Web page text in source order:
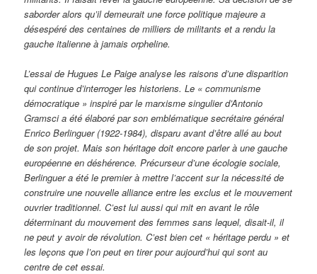
saborder alors qu’il demeurait une force politique majeure a
désespéré des centaines de milliers de militants et a rendu la
gauche italienne à jamais orpheline.
L’essai de Hugues Le Paige analyse les raisons d’une disparition
qui continue d’interroger les historiens. Le « communisme
démocratique » inspiré par le marxisme singulier d’Antonio
Gramsci a été élaboré par son emblématique secrétaire général
Enrico Berlinguer (1922-1984), disparu avant d’être allé au bout
de son projet. Mais son héritage doit encore parler à une gauche
européenne en déshérence. Précurseur d’une écologie sociale,
Berlinguer a été le premier à mettre l’accent sur la nécessité de
construire une nouvelle alliance entre les exclus et le mouvement
ouvrier traditionnel. C’est lui aussi qui mit en avant le rôle
déterminant du mouvement des femmes sans lequel, disait-il, il
ne peut y avoir de révolution. C’est bien cet « héritage perdu » et
les leçons que l’on peut en tirer pour aujourd’hui qui sont au
centre de cet essai.